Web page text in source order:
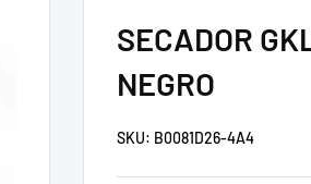
SECADOR
NEGRO
SKU: B0081D26-4A4